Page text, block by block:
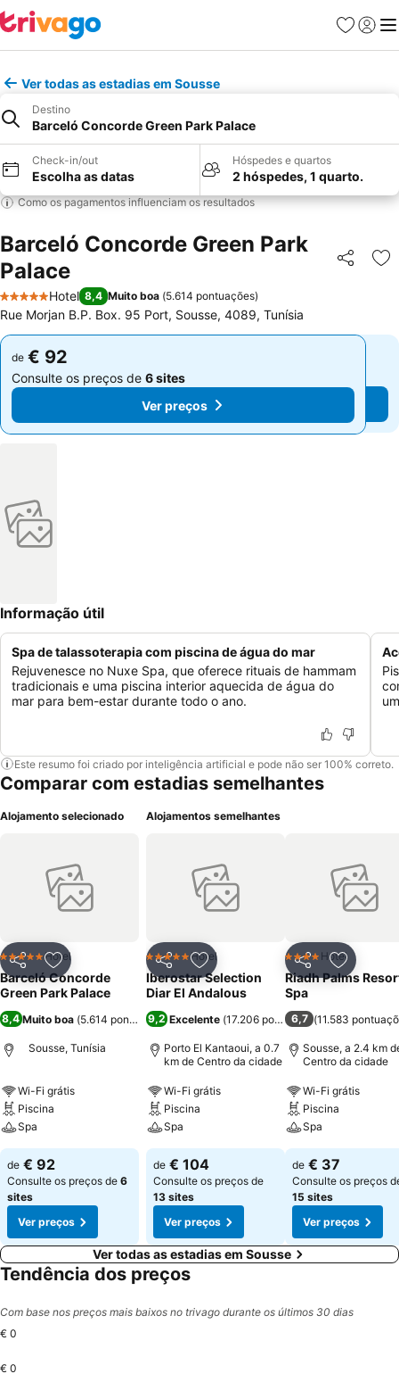
Favoritos
Iniciar
Ver todas as estadias em Sousse
Destino
Barceló Concorde Green Park Palace
Check-in/out
Escolha as datas
Hóspedes e quartos
2 hóspedes, 1 quarto.
Como os pagamentos influenciam os resultados
Barceló Concorde Green Park
Palace
Partilhar
5 Estrelas
Hotel 8,4 Muito boa (5.614 pontuações)
Rue Morjan B.P. Box. 95 Port, Sousse, 4089, Tunísia
de € 92
Consulte os preços de 6 sites
Ver preços
de € 92
Consulte os preços de 6 sites
Ver preços
Informação útil
Spa de talassoterapia com piscina de água do mar
Rejuvenesce no Nuxe Spa, que oferece rituais de hammam
tradicionais e uma piscina interior aquecida de água do
mar para bem-estar durante todo o ano.
Este resumo foi criado por inteligência artificial e pode não ser 100% correto.
Comparar com estadias semelhantes
Alojamento selecionado
PartilharAdicionar aos favoritos
5 EstrelasHotel
Barceló Concorde
Green Park Palace
8,4 Muito boa (5.614 pontuações)
Sousse, Tunísia
Wi-Fi grátis
Piscina
Spa
de € 92
Consulte os preços de 6
sites
Ver preços
Alojamentos semelhantes
PartilharAdicionar aos favoritos
5 EstrelasHotel
Iberostar Selection
Diar El Andalous
9,2 Excelente (17.206 pontuações)
Porto El Kantaoui, a 0.7
km de Centro da cidade
Wi-Fi grátis
Piscina
Spa
de € 104
Consulte os preços de
13 sites
Ver preços
Partilhar
4 EstrelasHotel
Riadh Palms
Spa
6,7 (11.583
Sousse, a 2.4 km
Centro da cidade
Wi-Fi grátis
Piscina
Spa
de € 37
Consulte os preços
15 sites
Ver preços
Ver todas as estadias em Sousse
Tendência dos preços
Com base nos preços mais baixos no trivago durante os últimos 30 dias
€ 0
€ 0